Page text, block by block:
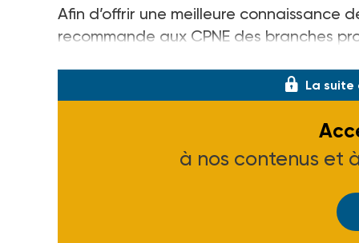
Afin d’offrir une meilleure connaissance
recommande aux CPNE des branches
La suite
à nos contenus et